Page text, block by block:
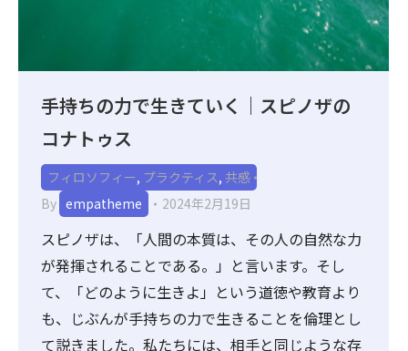
手持ちの力で生きていく｜スピノザの
コナトゥス
フィロソフィー, プラクティス, 共感
By empatheme 2024年2月19日
スピノザは、「人間の本質は、その人の自然な力
が発揮されることである。」と言います。そし
て、「どのように生きよ」という道徳や教育より
も、じぶんが手持ちの力で生きることを倫理とし
て説きました。私たちには、相手と同じような存